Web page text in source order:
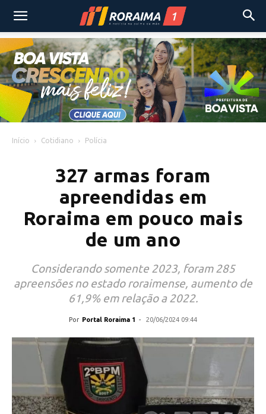
Início Cotidiano Polícia
327 armas foram
apreendidas em
Roraima em pouco mais
de um ano
Considerando somente 2023, foram 285
apreensões no estado roraimense, aumento de
61,9% em relação a 2022.
Por Portal Roraima 1 - 20/06/2024 09:44